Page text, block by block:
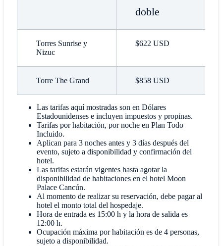
doble
Torres Sunrise y
Nizuc
$622 USD
Torre The Grand $858 USD
Las tarifas aquí mostradas son en Dólares
Estadounidenses e incluyen impuestos y propinas.
Tarifas por habitación, por noche en Plan Todo
Incluido.
Aplican para 3 noches antes y 3 días después del
evento, sujeto a disponibilidad y confirmación del
hotel.
Las tarifas estarán vigentes hasta agotar la
disponibilidad de habitaciones en el hotel Moon
Palace Cancún.
Al momento de realizar su reservación, debe pagar al
hotel el monto total del hospedaje.
Hora de entrada es 15:00 h y la hora de salida es
12:00 h.
Ocupación máxima por habitación es de 4 personas,
sujeto a disponibilidad.